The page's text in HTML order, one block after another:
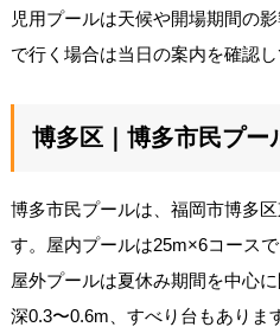
児用プールは天候や開場期間の
で行く場合は当日の案内を確認し
博多区｜博多市民プー
博多市民プールは、福岡市博多
す。屋内プールは25m×6コース
屋外プールは夏休み期間を中心
深0.3〜0.6m、すべり台もありま